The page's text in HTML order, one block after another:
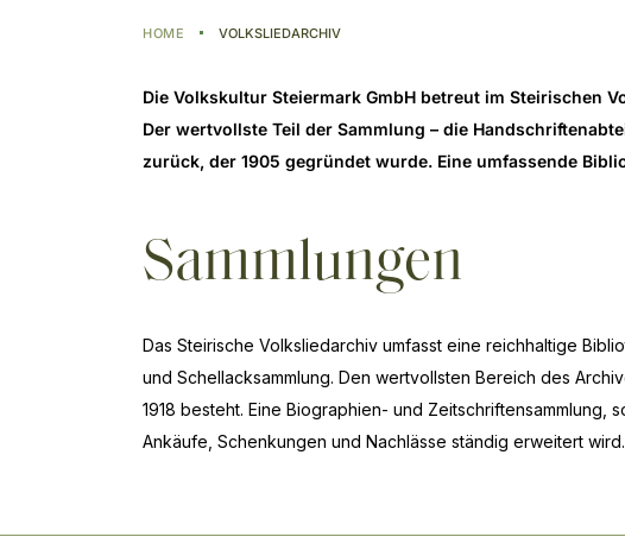
HOME VOLKSLIEDARCHIV
Die Volkskultur Steiermark GmbH betreut im Steirischen
Der wertvollste Teil der Sammlung – die
zurück, der 1905 gegründet wurde. Eine umfassende
Sammlungen
Das Steirische Volksliedarchiv umfasst eine reichhaltige
und Schellacksammlung. Den wertvollsten Bereich des
1918 besteht. Eine Biographien- und
Ankäufe, Schenkungen und Nachlässe ständig erweitert wird.